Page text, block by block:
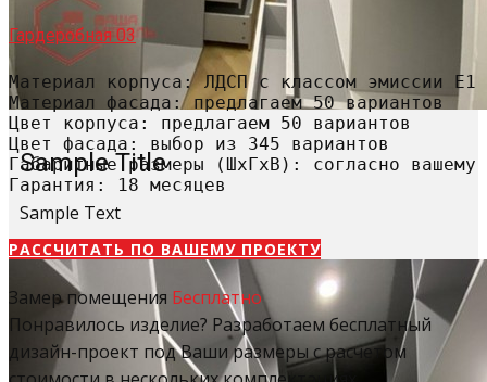
Sample Title
Sample Text
Гардеробная 03
Материал корпуса: ЛДСП с классом эмиссии Е1
Материал фасада: предлагаем 50 вариантов
Цвет корпуса: предлагаем 50 вариантов
Цвет фасада: выбор из 345 вариантов
Габаритные размеры (ШхГхВ): согласно вашему
Гарантия: 18 месяцев
РАССЧИТАТЬ​ ПО ВАШЕМУ ПРОЕКТУ
Замер помещения Бесплатно
Понравилось изделие? Разработаем бесплатный
дизайн-проект под Ваши размеры с расчетом